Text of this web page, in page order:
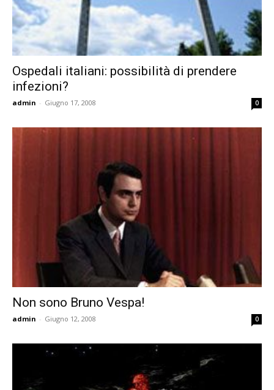
Ospedali italiani: possibilità di prendere
infezioni?
admin - Giugno 17, 2008 0
Non sono Bruno Vespa!
admin - Giugno 12, 2008 0